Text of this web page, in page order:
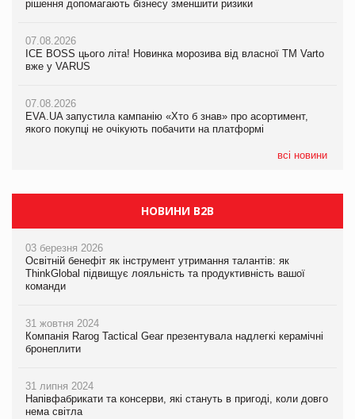
рішення допомагають бізнесу зменшити ризики
07.08.2026
ICE BOSS цього літа! Новинка морозива від власної ТМ Varto
вже у VARUS
07.08.2026
EVA.UA запустила кампанію «Хто б знав» про асортимент,
якого покупці не очікують побачити на платформі
всі новини
EVA.UA запустила кампанію «Хто б знав» про асортимент,
06.08.2026
Смачна новинка для хвостатих: у VARUS з’явилися паучі
05.08.2026
Мережа супермаркетів VARUS купує мережу магазинів
Продажі Hugo Boss впали на 9%
НОВИНИ B2B
03 березня 2026
Освітній бенефіт як інструмент утримання талантів: як
ThinkGlobal підвищує лояльність та продуктивність вашої
команди
31 жовтня 2024
Компанія Rarog Tactical Gear презентувала надлегкі керамічні
бронеплити
31 липня 2024
Напівфабрикати та консерви, які стануть в пригоді, коли довго
нема світла